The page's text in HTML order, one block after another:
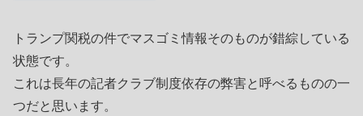
トランプ関税の件でマスゴミ情報そのものが錯綜している
状態です。
これは長年の記者クラブ制度依存の弊害と呼べるものの一
つだと思います。